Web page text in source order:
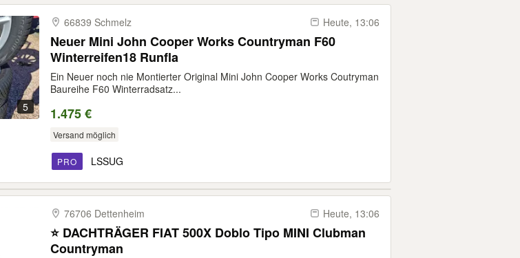
5
66839 Schmelz Heute, 13:06
Neuer Mini John Cooper Works Countryman F60
Winterreifen18 Runfla
Ein Neuer noch nie Montierter Original Mini John Cooper Works Coutryman
Baureihe F60 Winterradsatz...
1.475 €
Versand möglich
PRO LSSUG
76706 Dettenheim Heute, 13:06
⭐️ DACHTRÄGER FIAT 500X Doblo Tipo MINI Clubman
Countryman